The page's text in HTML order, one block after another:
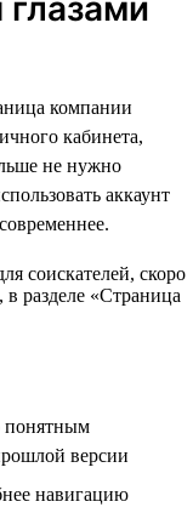
глазами
компании
кабинета,
не нужно
аккаунт
понятным
версии
навигацию